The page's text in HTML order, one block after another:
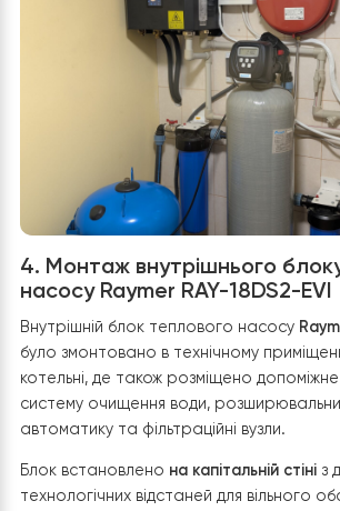
забезпечує безперебійну роботу
розморожування Smart Defrost.
Фреонова магістраль була
отвір у стіні, що дозволило
, рекомендовану виробником
компресора. Траса додатково
каучуковим матеріалом
, захищеним
знижує теплові втрати та подовжує
системи.
Усі електричні з’єднання виконано в
рукавах, що підвищує безпеку та
навіть у складних погодних умовах.
В результаті зовнішній блок
RAY-18DS2-EVIвстановлено
систем. Це забезпечує
високу